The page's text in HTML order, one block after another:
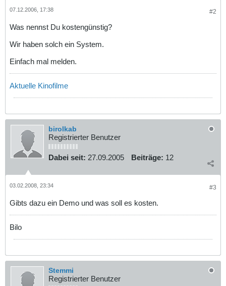
#2
07.12.2006, 17:38
Was nennst Du kostengünstig?
Wir haben solch ein System.
Einfach mal melden.
Aktuelle Kinofilme
birolkab
Registrierter Benutzer
Dabei seit: 27.09.2005 Beiträge: 12
#3
03.02.2008, 23:34
Gibts dazu ein Demo und was soll es kosten.
Bilo
Stemmi
Registrierter Benutzer